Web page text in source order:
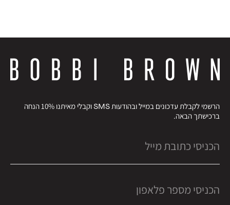
הרשמי לקבלת עדכונים במייל ובהודעות SMS וקבלי מאיתנו 10% הנחה
ברכישתך הבאה.